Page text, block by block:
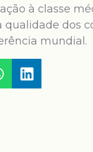
à classe
qualidade dos
mundial.